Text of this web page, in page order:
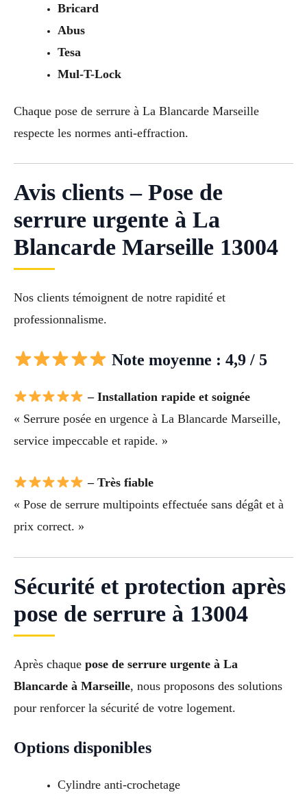
Bricard
Abus
Tesa
Mul-T-Lock
Chaque pose de serrure à La Blancarde Marseille
respecte les normes anti-effraction.
Avis clients – Pose de
serrure urgente à La
Blancarde Marseille 13004
Nos clients témoignent de notre rapidité et
professionnalisme.
Note moyenne : 4,9 / 5
– Installation rapide et soignée
« Serrure posée en urgence à La Blancarde Marseille,
service impeccable et rapide. »
– Très fiable
« Pose de serrure multipoints effectuée sans dégât et à
prix correct. »
Sécurité et protection après
pose de serrure à 13004
Après chaque pose de serrure urgente à La
Blancarde à Marseille, nous proposons des solutions
pour renforcer la sécurité de votre logement.
Options disponibles
Cylindre anti-crochetage